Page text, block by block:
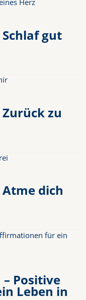
gut
zu
dich
Positive
Leben in